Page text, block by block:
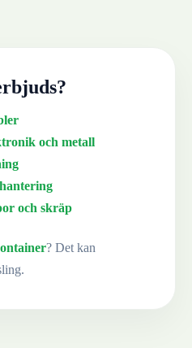
och metall
och skräp
? Det kan